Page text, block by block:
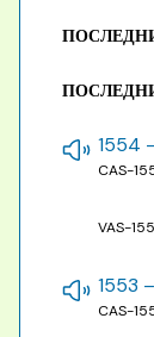
CAS-
VAS-
CAS-